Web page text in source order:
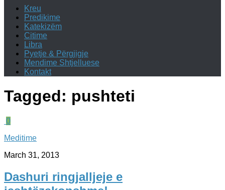
Kreu
Predikime
Katekizëm
Citime
Libra
Pyetje & Përgjigje
Mendime Shtjelluese
Kontakt
Tagged: pushteti
0
Meditime
March 31, 2013
Dashuri ringjalljeje e